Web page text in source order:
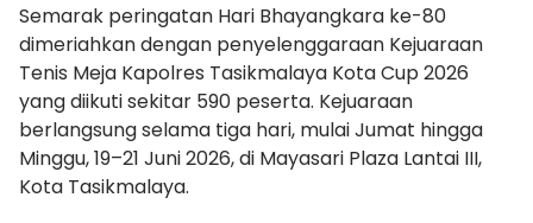
Semarak peringatan Hari Bhayangkara ke-80
dimeriahkan dengan penyelenggaraan Kejuaraan
Tenis Meja Kapolres Tasikmalaya Kota Cup 2026
yang diikuti sekitar 590 peserta. Kejuaraan
berlangsung selama tiga hari, mulai Jumat hingga
Minggu, 19–21 Juni 2026, di Mayasari Plaza Lantai III,
Kota Tasikmalaya.